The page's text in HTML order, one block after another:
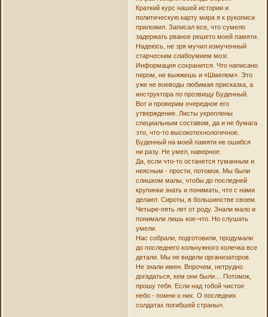
Краткий курс нашей истории и
политическую карту мира я к рукописи
приложил. Записал все, что сумело
задержать рваное решето моей памяти.
Надеюсь, не зря мучил измученный
старческим слабоумием мозг.
Информация сохранится. Что написано
пером, не выжжешь и «Шмелем». Это
уже не воеводы любимая присказка, а
инструктора по прозвищу Буденный.
Вот и проверим очередное его
утверждение. Листы укреплены
специальным составом, да и не бумага
это, что-то высокотехнологичное.
Буденный на моей памяти не ошибся
ни разу. Не умел, наверное.
Да, если что-то останется туманным и
неясным - прости, потомок. Мы были
слишком малы, чтобы до последней
крупинки знать и понимать, что с нами
делают. Сироты, в большинстве своем.
Четыре-пять лет от роду. Знали мало и
понимали лишь кое-что. Но слушать
умели.
Нас собрали, подготовили, продумали
до последнего кольчужного колечка все
детали. Мы не видели организаторов.
Не знали имен. Впрочем, нетрудно
догадаться, кем они были… Потомок,
прошу тебя. Если над тобой чистое
небо - помни о них. О последних
солдатах погибшей страны».